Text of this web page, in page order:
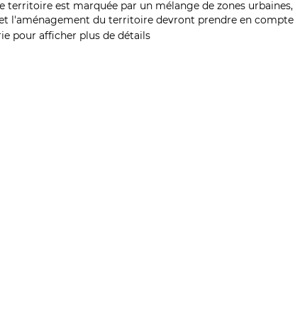
territoire est marquée par un mélange de zones
l'aménagement du territoire devront prendre en compte
pour afficher plus de détails